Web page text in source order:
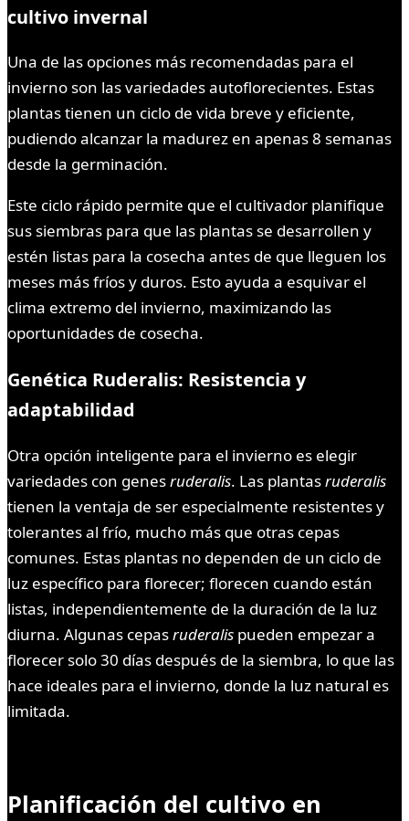
cultivo invernal
Una de las opciones más recomendadas para el
invierno son las variedades autoflorecientes. Estas
plantas tienen un ciclo de vida breve y eficiente,
pudiendo alcanzar la madurez en apenas 8 semanas
desde la germinación.
Este ciclo rápido permite que el cultivador planifique
sus siembras para que las plantas se desarrollen y
estén listas para la cosecha antes de que lleguen los
meses más fríos y duros. Esto ayuda a esquivar el
clima extremo del invierno, maximizando las
oportunidades de cosecha.
Genética Ruderalis: Resistencia y
adaptabilidad
Otra opción inteligente para el invierno es elegir
variedades con genesruderalis. Las plantasruderalis
tienen la ventaja de ser especialmente resistentes y
tolerantes al frío, mucho más que otras cepas
comunes. Estas plantas no dependen de un ciclo de
luz específico para florecer; florecen cuando están
listas, independientemente de la duración de la luz
diurna. Algunas cepasruderalis pueden empezar a
florecer solo 30 días después de la siembra, lo que las
hace ideales para el invierno, donde la luz natural es
limitada.
Planificación del cultivo en